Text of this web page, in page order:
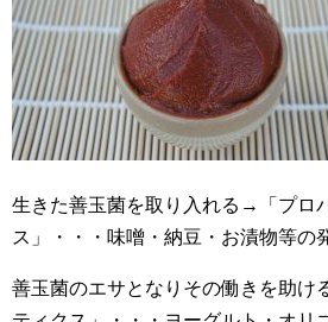
生きた善玉菌を取り入れる→「プロ
ス」・・・味噌・納豆・お漬物等の
善玉菌のエサとなりその働きを助